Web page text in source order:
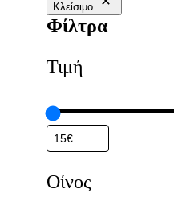
Κλείσιμο
Φίλτρα
Τιμή
Οίνος